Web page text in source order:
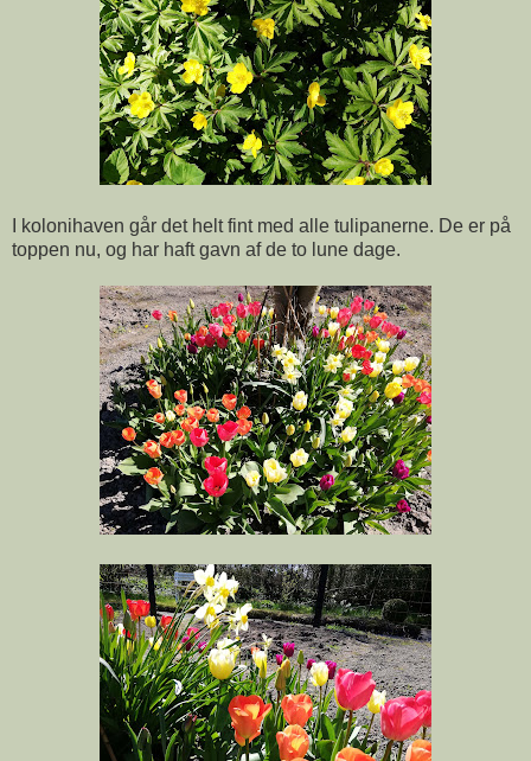
I kolonihaven går det helt fint med alle tulipanerne. De er på
toppen nu, og har haft gavn af de to lune dage.